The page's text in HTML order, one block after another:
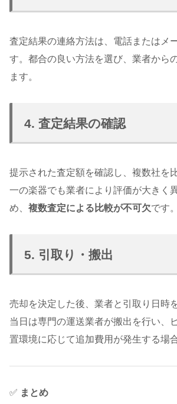
査定結果の連絡方法は、電話またはメ
す。都合の良い方法を選び、業者から
ます。
4. 査定結果の確認
提示された査定額を確認し、複数社を
一の楽器でも業者により評価が大きく
め、 複数査定による比較が不可欠です。
5. 引取り・搬出
売却を決定した後、業者と引取り日時
当日は専門の運送業者が搬出を行い、
置環境に応じて追加費用が発生する場
✅ まとめ